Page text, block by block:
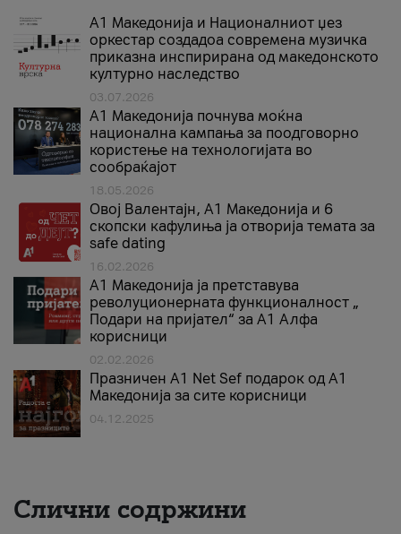
А1 Македонија и Националниот џез
оркестар создадоа современа музичка
приказна инспирирана од македонското
културно наследство
03.07.2026
A1 Македонија почнува моќна
национална кампања за поодговорно
користење на технологијата во
сообраќајот
18.05.2026
Овој Валентајн, A1 Македонија и 6
скопски кафулиња ја отворија темата за
safe dating
16.02.2026
А1 Македонија ја претставува
револуционерната функционалност „
Подари на пријател“ за А1 Алфа
корисници
02.02.2026
Празничен A1 Net Sеf подарок од А1
Македонија за сите корисници
04.12.2025
Слични содржини